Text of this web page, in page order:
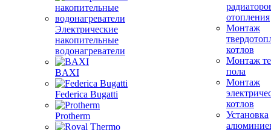
Электрические
накопительные
водонагреватели
BAXI
Federica Bugatti
Protherm
отопления
Монтаж
котлов
Монтаж
пола
Монтаж
котлов
Установка